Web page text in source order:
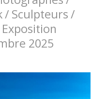
/ Sculpteurs/
2025